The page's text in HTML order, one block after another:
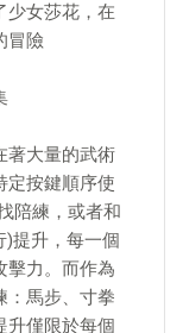
少女莎花，在
冒險
著大量的武術
定按鍵順序使
陪練，或者和
)提升，每一個
擊力。而作為
：馬步、寸拳
升僅限於每個